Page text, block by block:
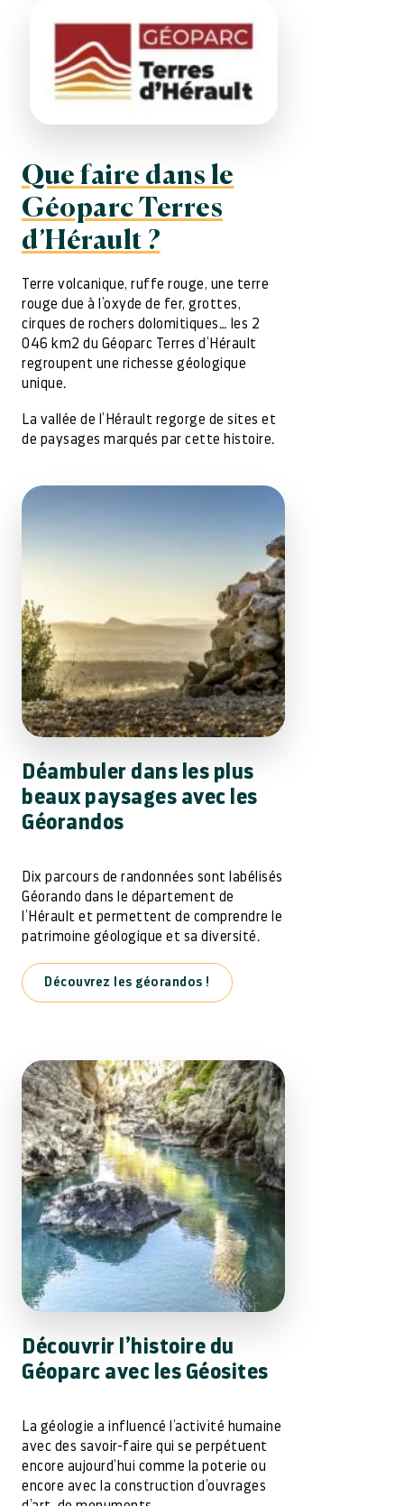
Que faire dans le
Géoparc Terres
d’Hérault ?
Terre volcanique, ruffe rouge, une terre
rouge due à l’oxyde de fer, grottes,
cirques de rochers dolomitiques… les 2
046 km2 du Géoparc Terres d’Hérault
regroupent une richesse géologique
unique.
La vallée de l’Hérault regorge de sites et
de paysages marqués par cette histoire.
Déambuler dans les plus
beaux paysages avec les
Géorandos
Dix parcours de randonnées sont labélisés
Géorando dans le département de
l’Hérault et permettent de comprendre le
patrimoine géologique et sa diversité.
Découvrez les géorandos !
Découvrir l’histoire du
Géoparc avec les Géosites
La géologie a influencé l’activité humaine
avec des savoir-faire qui se perpétuent
encore aujourd’hui comme la poterie ou
encore avec la construction d’ouvrages